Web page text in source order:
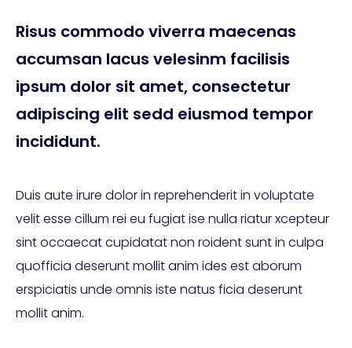
Risus commodo viverra maecenas
accumsan lacus velesinm facilisis
ipsum dolor sit amet, consectetur
adipiscing elit sedd eiusmod tempor
incididunt.
Duis aute irure dolor in reprehenderit in voluptate
velit esse cillum rei eu fugiat ise nulla riatur xcepteur
sint occaecat cupidatat non roident sunt in culpa
quofficia deserunt mollit anim ides est aborum
erspiciatis unde omnis iste natus ficia deserunt
mollit anim.